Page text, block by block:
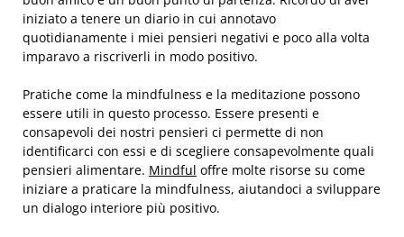
iniziato a tenere un diario in cui annotavo
quotidianamente i miei pensieri negativi e poco alla volta
imparavo a riscriverli in modo positivo.
Pratiche come la mindfulness e la meditazione possono
essere utili in questo processo. Essere presenti e
consapevoli dei nostri pensieri ci permette di non
identificarci con essi e di scegliere consapevolmente quali
pensieri alimentare. Mindful offre molte risorse su come
iniziare a praticare la mindfulness, aiutandoci a sviluppare
un dialogo interiore più positivo.